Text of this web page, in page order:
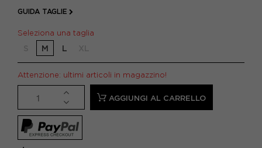
GUIDA TAGLIE
Seleziona una taglia
M L
Attenzione: ultimi articoli in magazzino!
AGGIUNGI AL CARRELLO